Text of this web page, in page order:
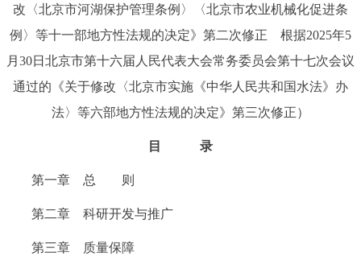
改〈北京市河湖保护管理条例〉〈北京市农业机械化促进条
例〉等十一部地方性法规的决定》第二次修正 根据2025年5
月30日北京市第十六届人民代表大会常务委员会第十七次会议
通过的《关于修改〈北京市实施《中华人民共和国水法》办
法〉等六部地方性法规的决定》第三次修正）
目 录
第一章 总 则
第二章 科研开发与推广
第三章 质量保障